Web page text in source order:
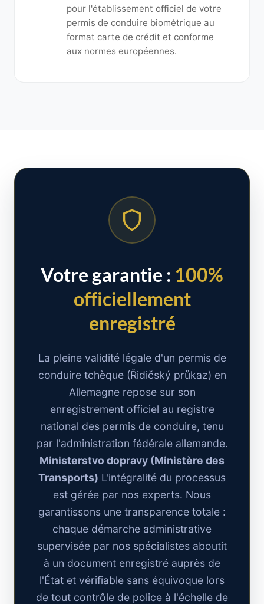
pour l'établissement officiel de votre
permis de conduire biométrique au
format carte de crédit et conforme
aux normes européennes.
Votre garantie : 100%
officiellement
enregistré
La pleine validité légale d'un permis de
conduire tchèque (Řidičský průkaz) en
Allemagne repose sur son
enregistrement officiel au registre
national des permis de conduire, tenu
par l'administration fédérale allemande.
Ministerstvo dopravy (Ministère des
Transports) L'intégralité du processus
est gérée par nos experts. Nous
garantissons une transparence totale :
chaque démarche administrative
supervisée par nos spécialistes aboutit
à un document enregistré auprès de
l'État et vérifiable sans équivoque lors
de tout contrôle de police à l'échelle de